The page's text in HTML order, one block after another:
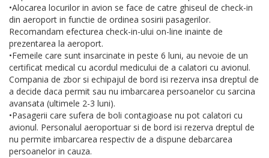
•Alocarea locurilor in avion se face de catre ghiseul de check-in
din aeroport in functie de ordinea sosirii pasagerilor.
Recomandam efecturea check-in-ului on-line inainte de
prezentarea la aeroport.
•Femeile care sunt insarcinate in peste 6 luni, au nevoie de un
certificat medical cu acordul medicului de a calatori cu avionul.
Compania de zbor si echipajul de bord isi rezerva insa dreptul de
a decide daca permit sau nu imbarcarea persoanelor cu sarcina
avansata (ultimele 2-3 luni).
•Pasagerii care sufera de boli contagioase nu pot calatori cu
avionul. Personalul aeroportuar si de bord isi rezerva dreptul de
nu permite imbarcarea respectiv de a dispune debarcarea
persoanelor in cauza.